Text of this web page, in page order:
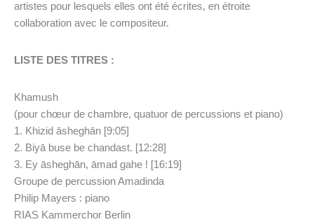
artistes pour lesquels elles ont été écrites, en étroite
collaboration avec le compositeur.
LISTE DES TITRES :
Khamush
(pour chœur de chambre, quatuor de percussions et piano)
1. Khizid āsheghān [9:05]
2. Biyā buse be chandast. [12:28]
3. Ey āsheghān, āmad gahe ! [16:19]
Groupe de percussion Amadinda
Philip Mayers : piano
RIAS Kammerchor Berlin